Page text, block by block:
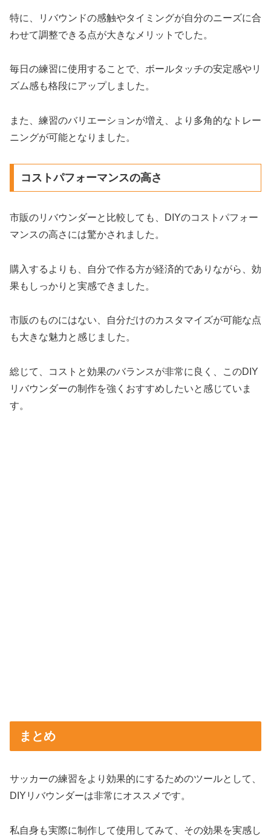
特に、リバウンドの感触やタイミングが自分のニーズに合
わせて調整できる点が大きなメリットでした。
毎日の練習に使用することで、ボールタッチの安定感やリ
ズム感も格段にアップしました。
また、練習のバリエーションが増え、より多角的なトレー
ニングが可能となりました。
コストパフォーマンスの高さ
市販のリバウンダーと比較しても、DIYのコストパフォー
マンスの高さには驚かされました。
購入するよりも、自分で作る方が経済的でありながら、効
果もしっかりと実感できました。
市販のものにはない、自分だけのカスタマイズが可能な点
も大きな魅力と感じました。
総じて、コストと効果のバランスが非常に良く、このDIY
リバウンダーの制作を強くおすすめしたいと感じていま
す。
まとめ
サッカーの練習をより効果的にするためのツールとして、
DIYリバウンダーは非常にオススメです。
私自身も実際に制作して使用してみて、その効果を実感し